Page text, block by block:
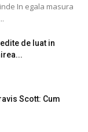
In egala masura
de luat in
Scott: Cum